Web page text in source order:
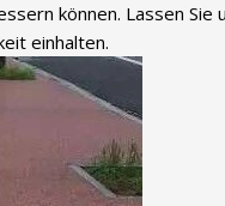
können. Lassen Sie
einhalten.